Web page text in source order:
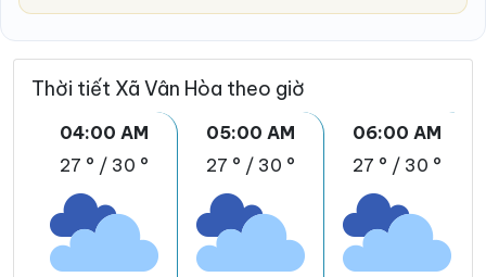
Thời tiết Xã Vân Hòa theo giờ
04:00 AM
27 ° / 30 °
05:00 AM
27 ° / 30 °
06:00 AM
27 ° / 30 °